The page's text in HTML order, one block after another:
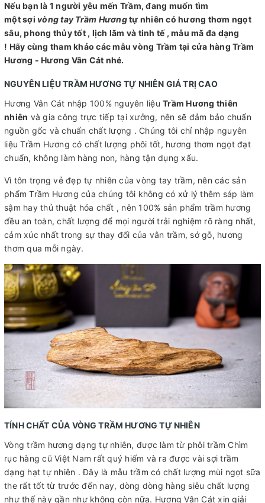
Nếu bạn là 1 người yêu mến Trầm, đang muốn tìm
một sợi vòng tay Trầm Hươngtự nhiên có hương thơm ngọt
sâu, phong thủy tốt , lịch lãm và tinh tế , mẫu mã đa dạng
! Hãy cùng tham khảo các mẫu vòng Trầm tại cửa hàng Trầm
Hương - Hương Vân Cát nhé.
NGUYÊN LIỆU TRẦM HƯƠNG TỰ NHIÊN GIÁ TRỊ CAO
Hương Vân Cát nhập 100% nguyên liệu Trầm Hương thiên
nhiên và gia công trực tiếp tại xưởng, nên sẽ đảm bảo chuẩn
nguồn gốc và chuẩn chất lượng . Chúng tôi chỉ nhập nguyên
liệu Trầm Hương có chất lượng phôi tốt, hương thơm ngọt đạt
chuẩn, không làm hàng non, hàng tận dụng xấu.
Vì tôn trọng vẻ đẹp tự nhiên của vòng tay trầm, nên các sản
phẩm Trầm Hương của chúng tôi không có xử lý thêm sáp làm
sậm hay thủ thuật hóa chất , nên 100% sản phẩm trầm hương
đều an toàn, chất lượng để mọi người trải nghiệm rõ ràng nhất,
cảm xúc nhất trong sự thay đổi của vân trầm, sớ gỗ, hương
thơm qua mỗi ngày.
TÍNH CHẤT CỦA VÒNG TRẦM HƯƠNG TỰ NHIÊN
Vòng trầm hương dạng tự nhiên, được làm từ phôi trầm Chìm
rục hàng cũ Việt Nam rất quý hiếm và ra được vài sợi trầm
dạng hạt tự nhiên . Đây là mẫu trầm có chất lượng mùi ngọt sữa
the rất tốt từ trước đến nay, dòng dòng hàng siêu chất lượng
như thế này gần như không còn nữa. Hương Vân Cát xin giải